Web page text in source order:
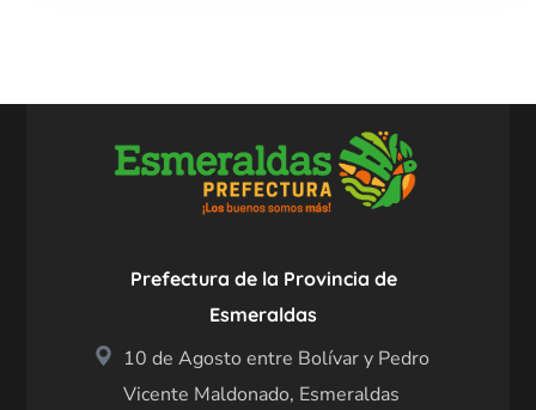
Prefectura de la Provincia de
Esmeraldas
10 de Agosto entre Bolívar y Pedro
Vicente Maldonado, Esmeraldas